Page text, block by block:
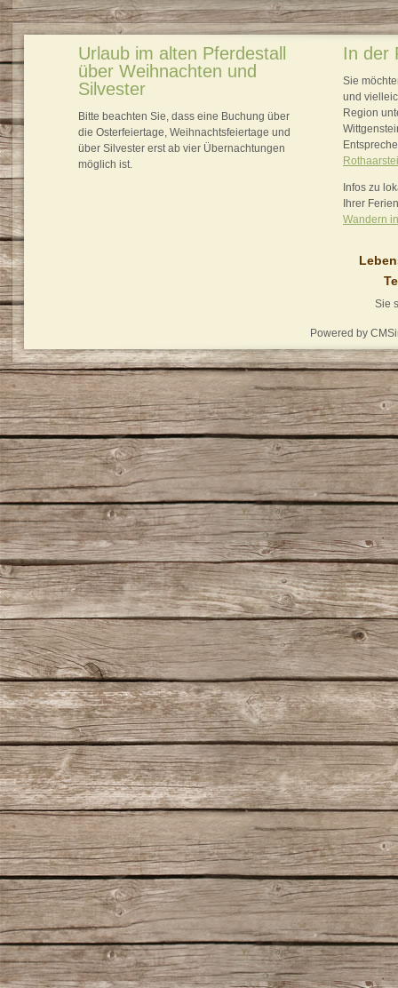
Urlaub im alten Pferdestall
über Weihnachten und
Silvester
Bitte beachten Sie, dass eine Buchung über
die Osterfeiertage, Weihnachtsfeiertage und
über Silvester erst ab vier Übernachtungen
möglich ist.
In der
Sie
und
Region
Infos zu
Ihrer
Wandern
Sie
Powered by